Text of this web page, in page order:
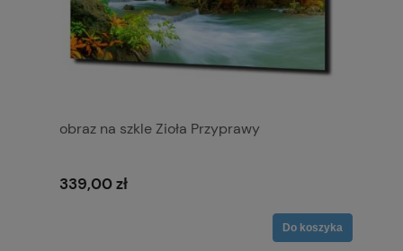
obraz na szkle Zioła Przyprawy
339,00 zł
Do koszyka